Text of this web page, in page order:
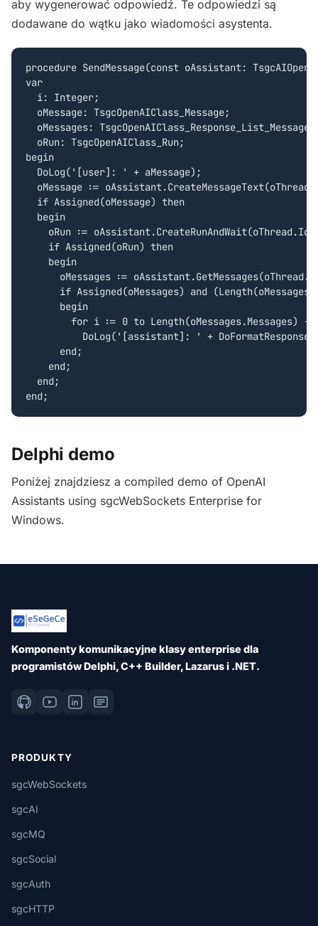
aby wygenerować odpowiedź. Te odpowiedzi są
dodawane do wątku jako wiadomości asystenta.
procedure SendMessage(const oAssistant:
var
  i: Integer;
  oMessage: TsgcOpenAIClass_Message;
oMessages:
  oRun: TsgcOpenAIClass_Run;
begin
  DoLog('[user]: ' + aMessage);
oMessage :=
  if Assigned(oMessage) then
  begin
oRun :=
    if Assigned(oRun) then
    begin
oMessages :=
if Assigned(oMessages) and
      begin
for i := 0 to Length(oMessages.Messages) -
DoLog('[assistant]: ' +
      end;
    end;
  end;
Delphi demo
Poniżej znajdziesz a compiled demo of OpenAI
Assistants using sgcWebSockets Enterprise for
Windows.
Komponenty komunikacyjne klasy enterprise dla
programistów Delphi, C++ Builder, Lazarus i .NET.
PRODUKTY
sgcWebSockets
sgcAI
sgcMQ
sgcSocial
sgcAuth
sgcHTTP